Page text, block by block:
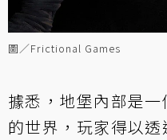
圖／Frictional Games
據悉，地堡內部是
的世界，玩家得以